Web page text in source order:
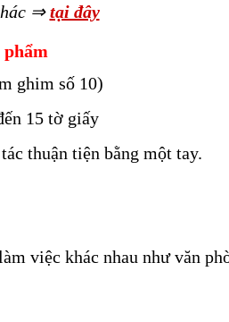
⇒ tại đây
phẩm
ghim số 10)
15 tờ giấy
thuận tiện bằng một tay.
việc khác nhau như văn